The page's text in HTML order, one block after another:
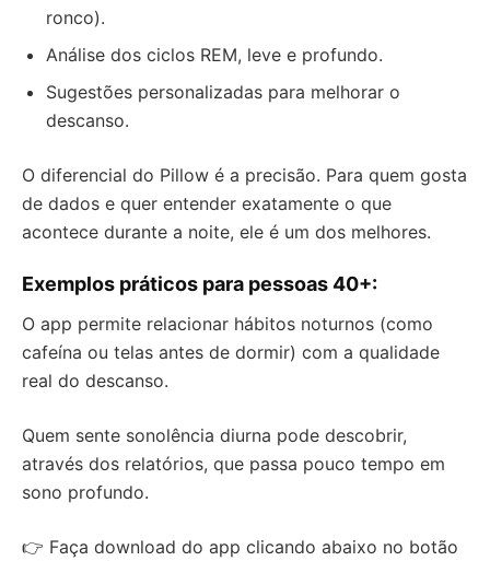
ronco).
Análise dos ciclos REM, leve e profundo.
Sugestões personalizadas para melhorar o
descanso.
O diferencial do Pillow é a precisão. Para quem gosta
de dados e quer entender exatamente o que
acontece durante a noite, ele é um dos melhores.
Exemplos práticos para pessoas 40+:
O app permite relacionar hábitos noturnos (como
cafeína ou telas antes de dormir) com a qualidade
real do descanso.
Quem sente sonolência diurna pode descobrir,
através dos relatórios, que passa pouco tempo em
sono profundo.
👉 Faça download do app clicando abaixo no botão